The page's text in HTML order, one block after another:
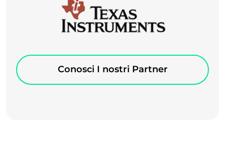
Conosci I nostri Partner